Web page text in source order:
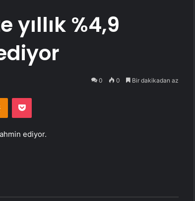
yıllık %4,9
0 0 Bir dakikadan az
Odnoklassniki
Pocket
ediyor.